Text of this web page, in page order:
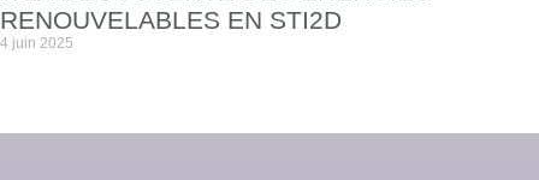
RENOUVELABLES EN STI2D
4 juin 2025